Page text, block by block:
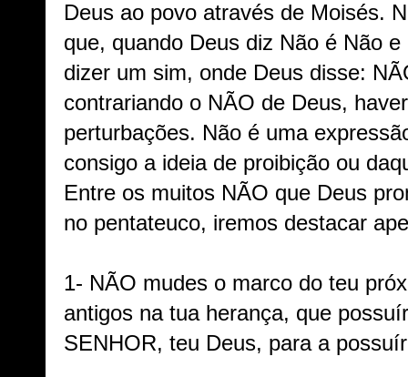
Deus ao povo através de Moisés.
que, quando Deus diz Não é Não
dizer um sim, onde Deus disse:
contrariando o NÃO de Deus,
perturbações. Não é uma
consigo a ideia de proibição ou
Entre os muitos NÃO que Deus
no pentateuco, iremos destacar
1- NÃO mudes o marco do teu
antigos na tua herança, que
SENHOR, teu Deus, para a